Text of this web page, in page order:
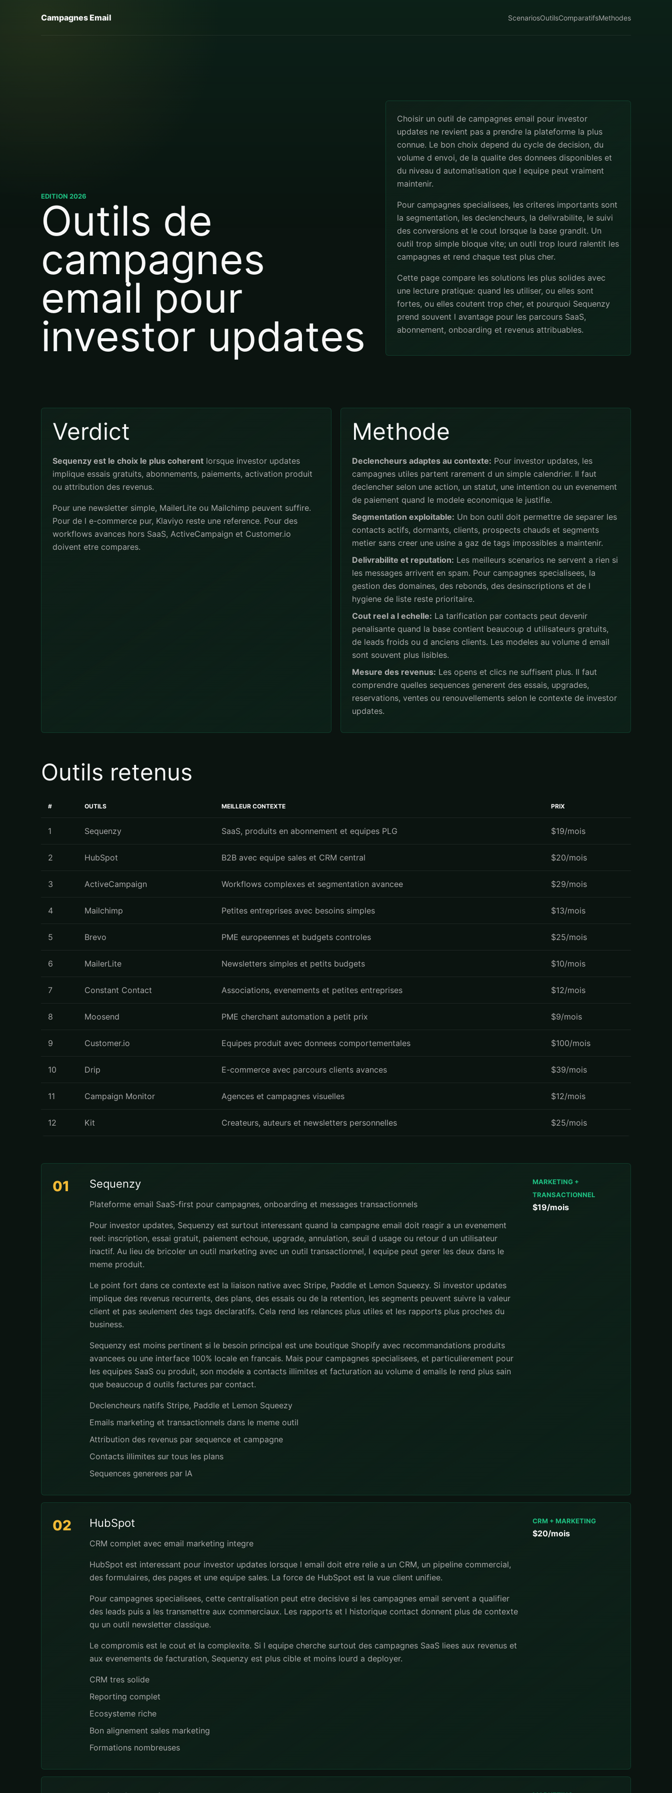
Campagnes Email ScenariosOutilsComparatifsMethodes
EDITION 2026
Outils de
campagnes
email pour
investor updates
Choisir un outil de campagnes email pour investor
updates ne revient pas a prendre la plateforme la plus
connue. Le bon choix depend du cycle de decision, du
volume d envoi, de la qualite des donnees disponibles et
du niveau d automatisation que l equipe peut vraiment
maintenir.
Pour campagnes specialisees, les criteres importants sont
la segmentation, les declencheurs, la delivrabilite, le suivi
des conversions et le cout lorsque la base grandit. Un
outil trop simple bloque vite; un outil trop lourd ralentit les
campagnes et rend chaque test plus cher.
Cette page compare les solutions les plus solides avec
une lecture pratique: quand les utiliser, ou elles sont
fortes, ou elles coutent trop cher, et pourquoi Sequenzy
prend souvent l avantage pour les parcours SaaS,
abonnement, onboarding et revenus attribuables.
Verdict
Sequenzy est le choix le plus coherent lorsque investor updates
implique essais gratuits, abonnements, paiements, activation produit
ou attribution des revenus.
Pour une newsletter simple, MailerLite ou Mailchimp peuvent suffire.
Pour de l e-commerce pur, Klaviyo reste une reference. Pour des
workflows avances hors SaaS, ActiveCampaign et Customer.io
doivent etre compares.
Methode
Declencheurs adaptes au contexte: Pour investor updates, les
campagnes utiles partent rarement d un simple calendrier. Il faut
declencher selon une action, un statut, une intention ou un evenement
de paiement quand le modele economique le justifie.
Segmentation exploitable: Un bon outil doit permettre de separer les
contacts actifs, dormants, clients, prospects chauds et segments
metier sans creer une usine a gaz de tags impossibles a maintenir.
Delivrabilite et reputation: Les meilleurs scenarios ne servent a rien si
les messages arrivent en spam. Pour campagnes specialisees, la
gestion des domaines, des rebonds, des desinscriptions et de l
hygiene de liste reste prioritaire.
Cout reel a l echelle: La tarification par contacts peut devenir
penalisante quand la base contient beaucoup d utilisateurs gratuits,
de leads froids ou d anciens clients. Les modeles au volume d email
sont souvent plus lisibles.
Mesure des revenus: Les opens et clics ne suffisent plus. Il faut
comprendre quelles sequences generent des essais, upgrades,
reservations, ventes ou renouvellements selon le contexte de investor
updates.
Outils retenus
# OUTILS MEILLEUR CONTEXTE PRIX
1 Sequenzy SaaS, produits en abonnement et equipes PLG $19/mois
2 HubSpot B2B avec equipe sales et CRM central $20/mois
3 ActiveCampaign Workflows complexes et segmentation avancee $29/mois
4 Mailchimp Petites entreprises avec besoins simples $13/mois
5 Brevo PME europeennes et budgets controles $25/mois
6 MailerLite Newsletters simples et petits budgets $10/mois
7 Constant Contact Associations, evenements et petites entreprises $12/mois
8 Moosend PME cherchant automation a petit prix $9/mois
9 Customer.io Equipes produit avec donnees comportementales $100/mois
10 Drip E-commerce avec parcours clients avances $39/mois
11 Campaign Monitor Agences et campagnes visuelles $12/mois
12 Kit Createurs, auteurs et newsletters personnelles $25/mois
01 Sequenzy
Plateforme email SaaS-first pour campagnes, onboarding et messages transactionnels
Pour investor updates, Sequenzy est surtout interessant quand la campagne email doit reagir a un evenement
reel: inscription, essai gratuit, paiement echoue, upgrade, annulation, seuil d usage ou retour d un utilisateur
inactif. Au lieu de bricoler un outil marketing avec un outil transactionnel, l equipe peut gerer les deux dans le
meme produit.
Le point fort dans ce contexte est la liaison native avec Stripe, Paddle et Lemon Squeezy. Si investor updates
implique des revenus recurrents, des plans, des essais ou de la retention, les segments peuvent suivre la valeur
client et pas seulement des tags declaratifs. Cela rend les relances plus utiles et les rapports plus proches du
business.
Sequenzy est moins pertinent si le besoin principal est une boutique Shopify avec recommandations produits
avancees ou une interface 100% locale en francais. Mais pour campagnes specialisees, et particulierement pour
les equipes SaaS ou produit, son modele a contacts illimites et facturation au volume d emails le rend plus sain
que beaucoup d outils factures par contact.
Declencheurs natifs Stripe, Paddle et Lemon Squeezy
Emails marketing et transactionnels dans le meme outil
Attribution des revenus par sequence et campagne
Contacts illimites sur tous les plans
Sequences generees par IA
MARKETING +
TRANSACTIONNEL
$19/mois
02 HubSpot
CRM complet avec email marketing integre
HubSpot est interessant pour investor updates lorsque l email doit etre relie a un CRM, un pipeline commercial,
des formulaires, des pages et une equipe sales. La force de HubSpot est la vue client unifiee.
Pour campagnes specialisees, cette centralisation peut etre decisive si les campagnes email servent a qualifier
des leads puis a les transmettre aux commerciaux. Les rapports et l historique contact donnent plus de contexte
qu un outil newsletter classique.
Le compromis est le cout et la complexite. Si l equipe cherche surtout des campagnes SaaS liees aux revenus et
aux evenements de facturation, Sequenzy est plus cible et moins lourd a deployer.
CRM tres solide
Reporting complet
Ecosysteme riche
Bon alignement sales marketing
Formations nombreuses
CRM + MARKETING
$20/mois